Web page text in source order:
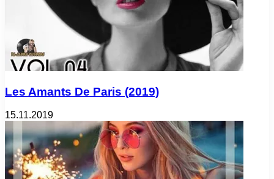
Les Amants De Paris (2019)
15.11.2019